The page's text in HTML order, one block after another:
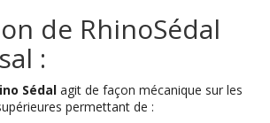
de RhinoSédal
:
Sédal agit de façon mécanique sur les
permettant de :